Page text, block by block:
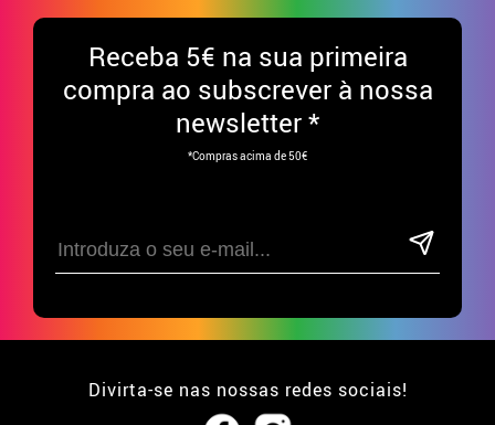
Receba 5€ na sua primeira
compra ao subscrever à nossa
newsletter *
*Compras acima de 50€
Divirta-se nas nossas redes sociais!